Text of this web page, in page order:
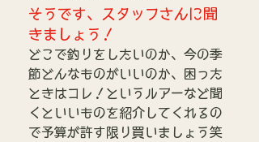
そうです、スタッフさんに聞
きましょう！
どこで釣りをしたいのか、今の季
節どんなものがいいのか、困った
ときはコレ！というルアーなど聞
くといいものを紹介してくれるの
で予算が許す限り買いましょう笑